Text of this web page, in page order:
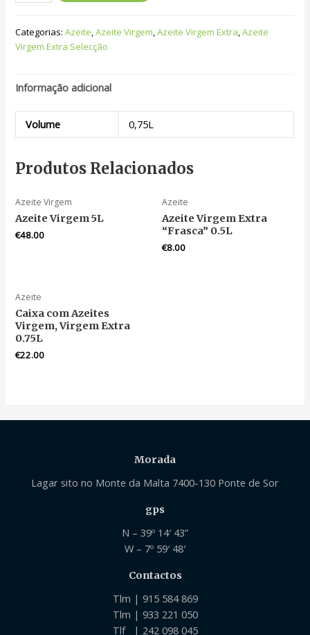
Categorias:Azeite,Azeite Virgem,Azeite Virgem Extra,Azeite
Virgem Extra Selecção
Informação adicional
Volume 0,75L
Produtos Relacionados
Azeite Virgem
Azeite Virgem 5L
€48.00
Azeite
Azeite Virgem Extra
“Frasca” 0.5L
€8.00
Azeite
Caixa com Azeites
Virgem, Virgem Extra
0.75L
€22.00
Morada
Lagar sito no Monte da Malta 7400-130 Ponte de Sor
gps
N – 39º 14′ 43”
W – 7º 59′ 48′
Contactos
Tlm | 915 584 869
Tlm | 933 221 050
Tlf | 242 098 045